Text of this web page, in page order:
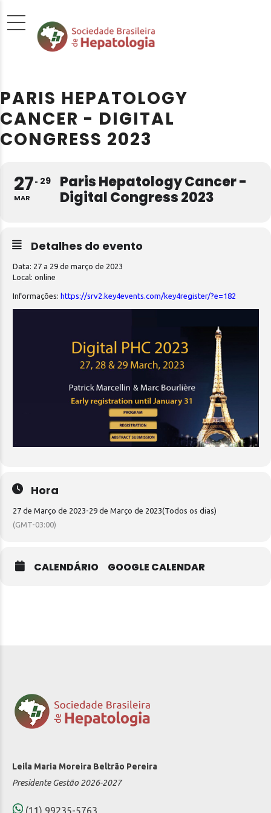
PARIS HEPATOLOGY
CANCER - DIGITAL
CONGRESS 2023
27
MAR
29
Paris Hepatology Cancer -
Digital Congress 2023
Detalhes do evento
Data: 27 a 29 de março de 2023
Local: online
Informações: https://srv2.key4events.com/key4register/?e=182
Hora
27 de Março de 2023-29 de Março de 2023(Todos os dias)
(GMT-03:00)
CALENDÁRIO GOOGLE CALENDAR
Leila Maria Moreira Beltrão Pereira
Presidente Gestão 2026-2027
(11) 99235-5763